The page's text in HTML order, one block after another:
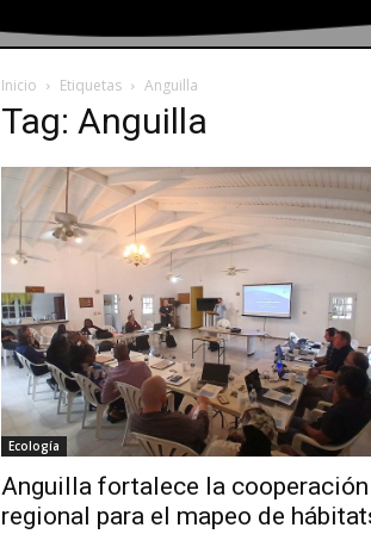
Inicio Etiquetas Anguilla
Tag: Anguilla
Ecología
Anguilla fortalece la cooperación
regional para el mapeo de